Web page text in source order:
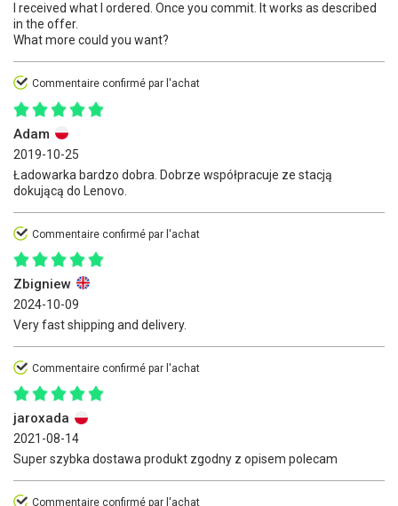
I received what I ordered. Once you commit. It works as described
in the offer.
What more could you want?
Commentaire confirmé par l'achat
Adam
2019-10-25
Ładowarka bardzo dobra. Dobrze współpracuje ze stacją
dokującą do Lenovo.
Commentaire confirmé par l'achat
Zbigniew
2024-10-09
Very fast shipping and delivery.
Commentaire confirmé par l'achat
jaroxada
2021-08-14
Super szybka dostawa produkt zgodny z opisem polecam
Commentaire confirmé par l'achat